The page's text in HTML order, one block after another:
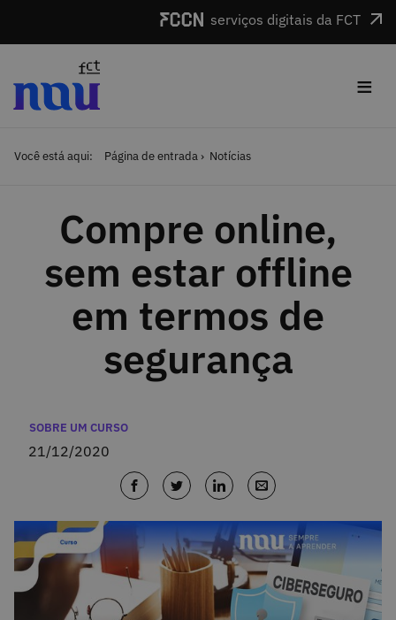
serviços digitais da FCT
≡
Você está aqui: Página de entrada Notícias
Compre online,
sem estar offline
em termos de
segurança
Categorias
SOBRE UM CURSO
21/12/2020